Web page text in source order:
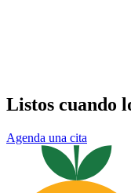
Listos cuando
Agenda una cita